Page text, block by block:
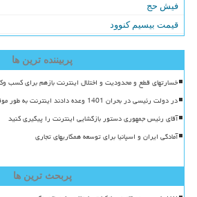
فیش حج
قیمت بیسیم کنوود
پربیننده ترین ها
خسارتهای قطع و محدودیت و اختلال اینترنت بازهم برای کسب
در دولت رئیسی در بحران 1401 وعده دادند اینترنت به طور موقت قطع می شود اما ماندگار شد
آقای رئیس جمهوری دستور بازگشایی اینترنت را پیگیری کنید
آمادگی ایران و اسپانیا برای توسعه همکاریهای تجاری
پربحث ترین ها